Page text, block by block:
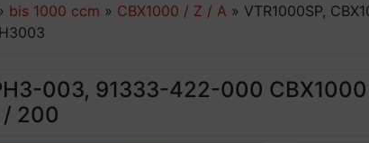
bis 1000 ccm » CBX1000 / Z / A » VTR1000SP,
003, 91333-422-000 CBX1000
/ 200